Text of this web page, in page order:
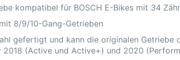
kompatibel für BOSCH E-Bikes mit 34
8/9/10-Gang-Getrieben
gefertigt und kann die originalen
2018 (Active und Active+) und 2020